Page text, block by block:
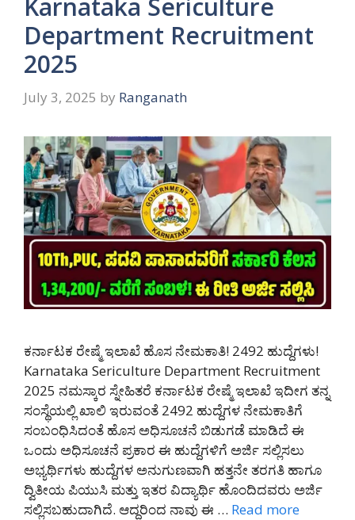
Karnataka Sericulture
Department Recruitment
2025
July 3, 2025 by Ranganath
ಕರ್ನಾಟಕ ರೇಷ್ಮೆ ಇಲಾಖೆ ಹೊಸ ನೇಮಕಾತಿ! 2492 ಹುದ್ದೆಗಳು!
Karnataka Sericulture Department Recruitment
2025 ನಮಸ್ಕಾರ ಸ್ನೇಹಿತರೆ ಕರ್ನಾಟಕ ರೇಷ್ಮೆ ಇಲಾಖೆ ಇದೀಗ ತನ್ನ
ಸಂಸ್ಥೆಯಲ್ಲಿ ಖಾಲಿ ಇರುವಂತೆ 2492 ಹುದ್ದೆಗಳ ನೇಮಕಾತಿಗೆ
ಸಂಬಂಧಿಸಿದಂತೆ ಹೊಸ ಅಧಿಸೂಚನೆ ಬಿಡುಗಡೆ ಮಾಡಿದೆ ಈ
ಒಂದು ಅಧಿಸೂಚನೆ ಪ್ರಕಾರ ಈ ಹುದ್ದೆಗಳಿಗೆ ಅರ್ಜಿ ಸಲ್ಲಿಸಲು
ಅಭ್ಯರ್ಥಿಗಳು ಹುದ್ದೆಗಳ ಅನುಗುಣವಾಗಿ ಹತ್ತನೇ ತರಗತಿ ಹಾಗೂ
ದ್ವಿತೀಯ ಪಿಯುಸಿ ಮತ್ತು ಇತರ ವಿದ್ಯಾರ್ಥಿ ಹೊಂದಿದವರು ಅರ್ಜಿ
ಸಲ್ಲಿಸಬಹುದಾಗಿದೆ. ಆದ್ದರಿಂದ ನಾವು ಈ … Read more